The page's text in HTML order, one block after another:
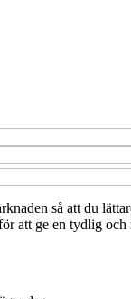
så att du
att ge en tydlig